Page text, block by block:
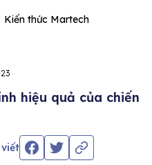
Kiến thức Martech
hiệu quả của chiến